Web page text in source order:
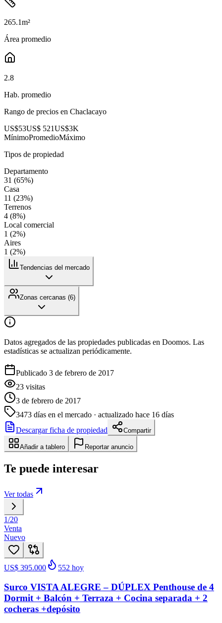
265.1m²
Área promedio
2.8
Hab. promedio
Rango de precios en Chaclacayo
US$53US$ 521US$3K
MínimoPromedioMáximo
Tipos de propiedad
Departamento
31 (65%)
Casa
11 (23%)
Terrenos
4 (8%)
Local comercial
1 (2%)
Aires
1 (2%)
Tendencias del mercado
Zonas cercanas (6)
Datos agregados de las propiedades publicadas en Doomos. Las
estadísticas se actualizan periódicamente.
Publicado 3 de febrero de 2017
23 visitas
3 de febrero de 2017
3473 días en el mercado · actualizado hace 16 días
Descargar ficha de propiedad
Compartir
Añadir a tablero Reportar anuncio
Te puede interesar
Ver todas
1/20
Venta
Nuevo
US$ 395.000 552 hoy
Surco VISTA ALEGRE – DÚPLEX Penthouse de 4
Dormit + Balcón + Terraza + Cocina separada + 2
cocheras +depósito